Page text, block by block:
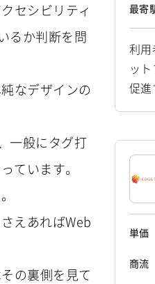
セシビリティ
るか判断を問
なデザインの
一般にタグ打
ています。
えあればWeb
の裏側を見て
最寄
利
ッ
促
し
者
る
案
リー
す
も
単価
商流